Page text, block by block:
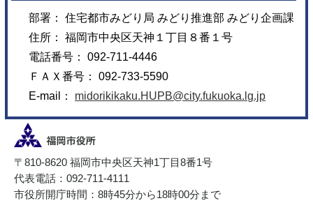
部署： 住宅都市みどり局 みどり推進部 みどり企画課
住所： 福岡市中央区天神１丁目８番１号
電話番号： 092-711-4446
ＦＡＸ番号： 092-733-5590
E-mail： midorikikaku.HUPB@city.fukuoka.lg.jp
〒810-8620 福岡市中央区天神1丁目8番1号
代表電話：092-711-4111
市役所開庁時間：8時45分から18時00分まで